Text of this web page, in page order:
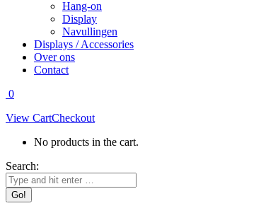
Hang-on
Display
Navullingen
Displays / Accessories
Over ons
Contact
0
View CartCheckout
No products in the cart.
Search: